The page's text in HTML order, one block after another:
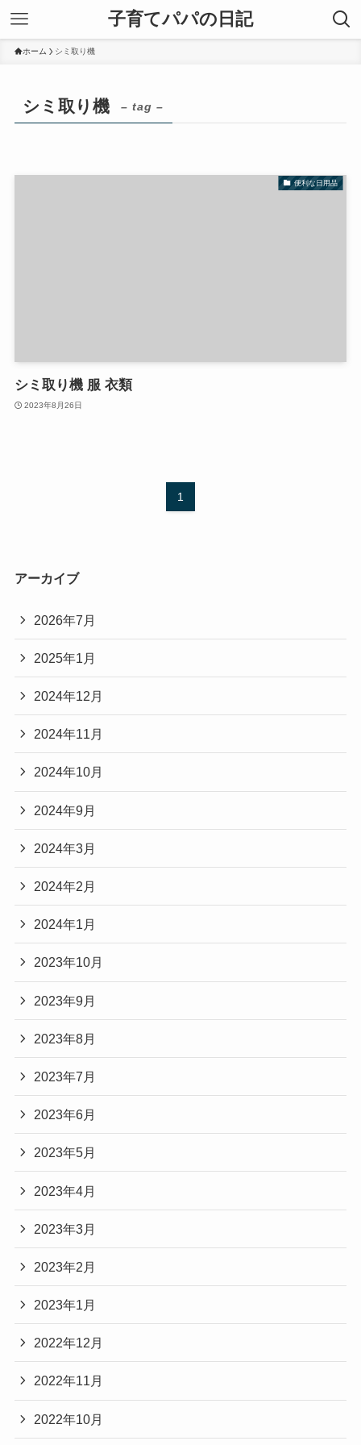
子育てパパの日記
ホーム シミ取り機
シミ取り機 – tag –
便利な日用品
シミ取り機 服 衣類
2023年8月26日
1
アーカイブ
2026年7月
2025年1月
2024年12月
2024年11月
2024年10月
2024年9月
2024年3月
2024年2月
2024年1月
2023年10月
2023年9月
2023年8月
2023年7月
2023年6月
2023年5月
2023年4月
2023年3月
2023年2月
2023年1月
2022年12月
2022年11月
2022年10月